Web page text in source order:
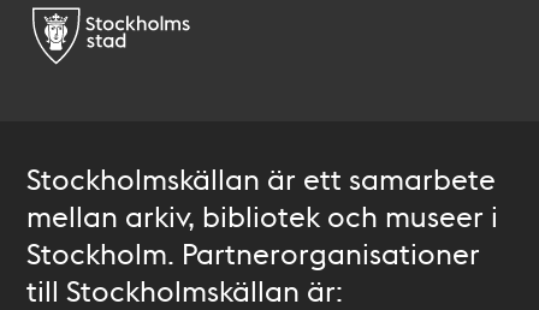
Stockholmskällan är ett samarbete
mellan arkiv, bibliotek och museer i
Stockholm. Partnerorganisationer
till Stockholmskällan är: